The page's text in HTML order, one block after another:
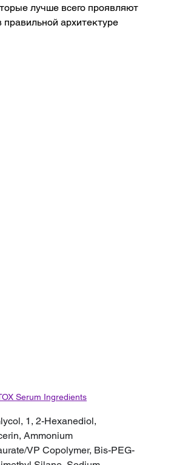
лучше всего проявляют
правильной архитектуре
Serum Ingredients
1, 2-Hexanediol,
Ammonium
VP Copolymer, Bis-PEG-